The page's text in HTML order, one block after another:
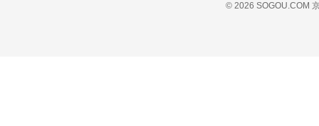
© 2026 SOGOU.COM